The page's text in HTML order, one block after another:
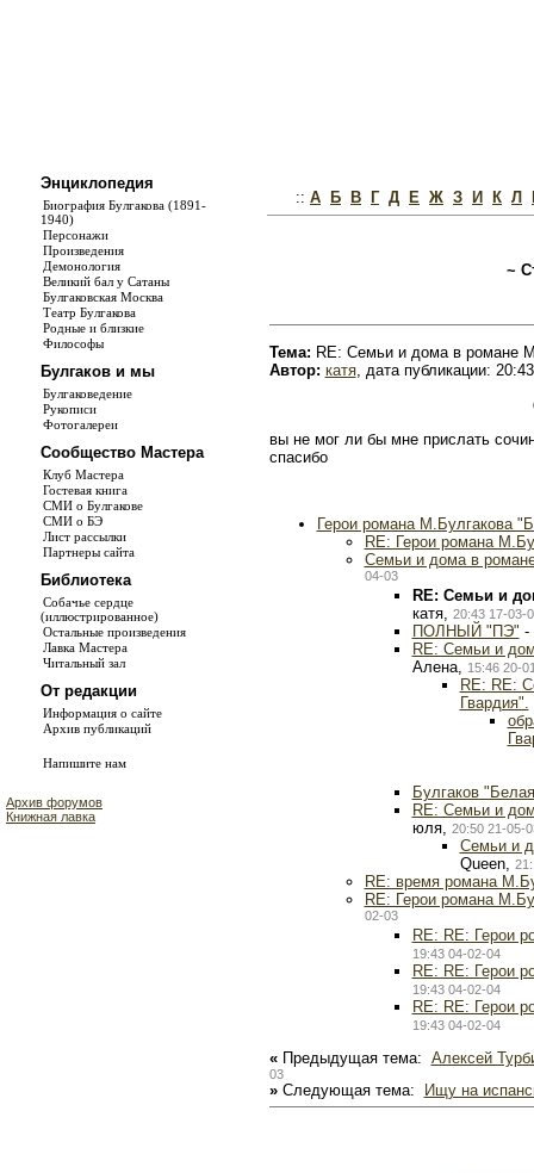
Энциклопедия
Биография Булгакова (1891-
1940)
Персонажи
Произведения
Демонология
Великий бал у Сатаны
Булгаковская Москва
Театр Булгакова
Родные и близкие
Философы
Булгаков и мы
Булгаковедение
Рукописи
Фотогалереи
Сообщество Мастера
Клуб Мастера
Гостевая книга
СМИ о Булгакове
СМИ о БЭ
Лист рассылки
Партнеры сайта
Библиотека
Собачье сердце
(иллюстрированное)
Остальные произведения
Лавка Мастера
Читальный зал
От редакции
Информация о сайте
Архив публикаций
Напишите нам
Архив форумов
Книжная лавка
:: А Б В Г Д Е Ж З И К Л
~
Тема: RE: Семьи и дома в романе
Автор: катя, дата публикации:
вы не мог ли бы мне прислать
спасибо
Герои романа М.Булгакова
RE: Герои романа
Семьи и дома в
04-03
RE: Семьи и
катя,
20:43 17-03-
ПОЛНЫЙ "ПЭ" -
RE: Семьи и
Алена,
15:46 20-
RE: RE:
Гвардия".
Булгаков
RE: Семьи и
юля,
20:50 21-05-
Семьи и
Queen,
RE: время романа
RE: Герои романа
02-03
RE: RE: Герои
19:43 04-02-04
RE: RE: Герои
19:43 04-02-04
RE: RE: Герои
19:43 04-02-04
«Предыдущая тема: Алексей
03
»Следующая тема: Ищу на